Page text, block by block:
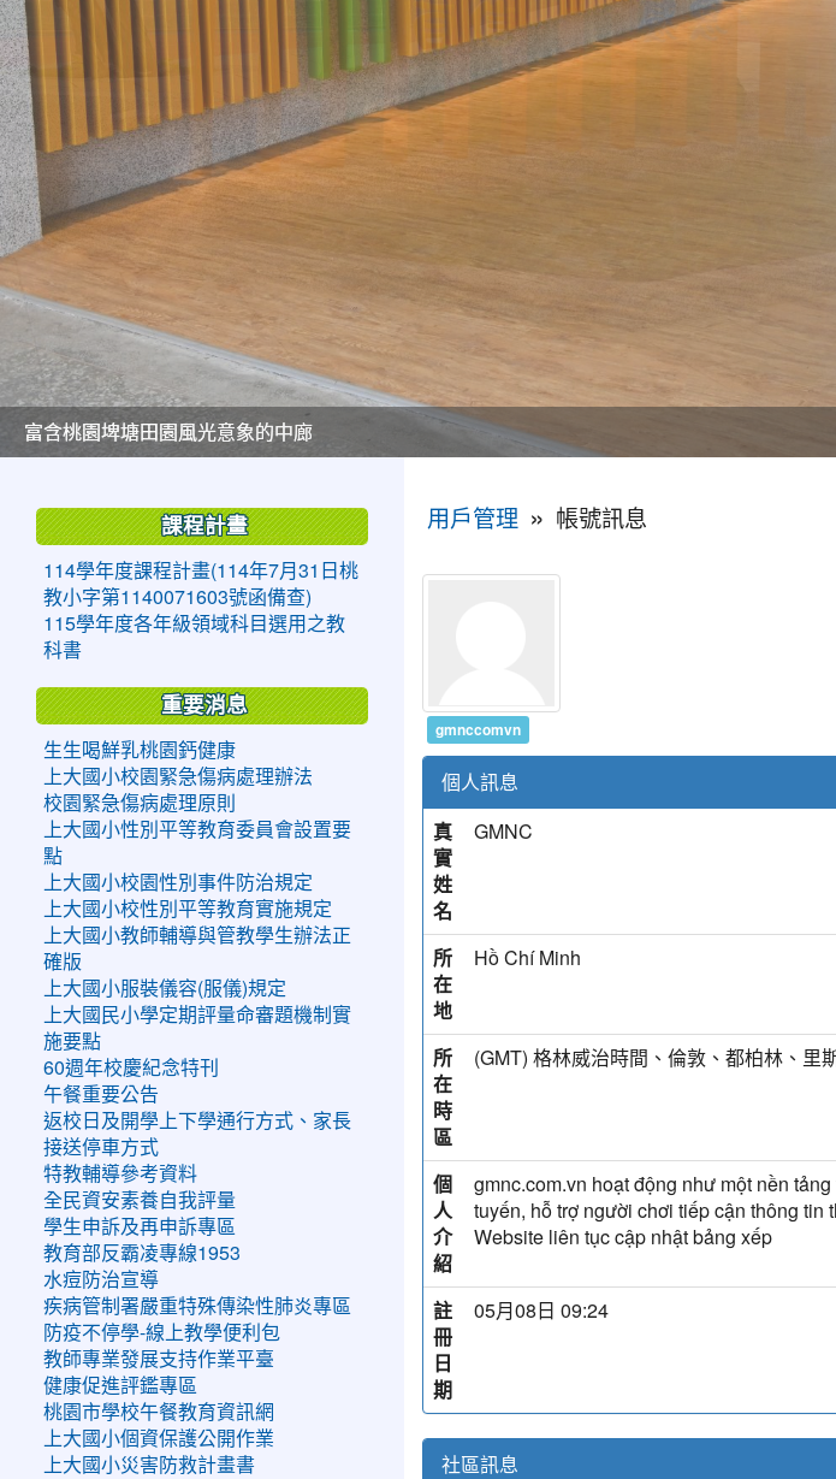
美麗的操場是我們活力的來源
美麗的操場是我們活力的來源
煥然一新的小司令台
煥然一新的小司令台
富含桃園埤塘田園風光意象的中廊
富含桃園埤塘田園風光意象的中廊
嶄新的中庭廣場
嶄新的中庭廣場
水生池生生不息
水生池生生不息
用戶管理 » 帳號訊息
gmnccomvn
個人訊息
真
實
姓
名
GMNC
所
在
地
Hồ Chí Minh
所
在
時
區
(GMT) 格林威治時間、倫敦、都柏林、里
個
人
介
紹
gmnc.com.vn hoạt động như một nền
tuyến, hỗ trợ người chơi tiếp cận thông
Website liên tục cập nhật bảng xếp
註
冊
日
期
05月08日 09:24
社區訊息
課程計畫
114學年度課程計畫(114年7月31日桃
教小字第1140071603號函備查)
115學年度各年級領域科目選用之教
科書
重要消息
生生喝鮮乳桃園鈣健康
上大國小校園緊急傷病處理辦法
校園緊急傷病處理原則
上大國小性別平等教育委員會設置要
點
上大國小校園性別事件防治規定
上大國小校性別平等教育實施規定
上大國小教師輔導與管教學生辦法正
確版
上大國小服裝儀容(服儀)規定
上大國民小學定期評量命審題機制實
施要點
60週年校慶紀念特刊
午餐重要公告
返校日及開學上下學通行方式、家長
接送停車方式
特教輔導參考資料
全民資安素養自我評量
學生申訴及再申訴專區
教育部反霸凌專線1953
水痘防治宣導
疾病管制署嚴重特殊傳染性肺炎專區
防疫不停學-線上教學便利包
教師專業發展支持作業平臺
健康促進評鑑專區
桃園市學校午餐教育資訊網
上大國小個資保護公開作業
上大國小災害防救計畫書